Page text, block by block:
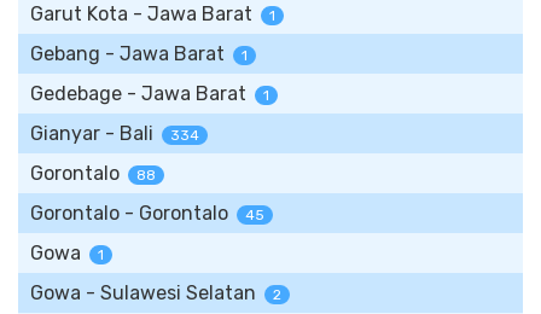
Garut Kota - Jawa Barat 1
Gebang - Jawa Barat 1
Gedebage - Jawa Barat 1
Gianyar - Bali 334
Gorontalo 88
Gorontalo - Gorontalo 45
Gowa 1
Gowa - Sulawesi Selatan 2